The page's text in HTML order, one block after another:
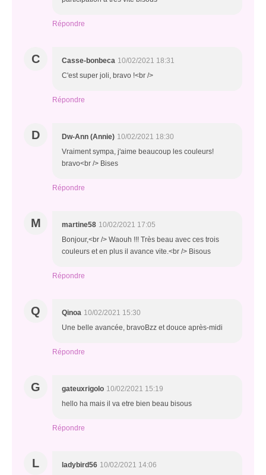
Répondre
C Casse-bonbeca 10/02/2021 18:31
C'est super joli, bravo !<br />
Répondre
D Dw-Ann (Annie) 10/02/2021 18:30
Vraiment sympa, j'aime beaucoup les couleurs!
bravo<br /> Bises
Répondre
M martine58 10/02/2021 17:05
Bonjour,<br /> Waouh !!! Très beau avec ces trois
couleurs et en plus il avance vite.<br /> Bisous
Répondre
Q Qinoa 10/02/2021 15:30
Une belle avancée, bravoBzz et douce après-midi
Répondre
G gateuxrigolo 10/02/2021 15:19
hello ha mais il va etre bien beau bisous
Répondre
L ladybird56 10/02/2021 14:06